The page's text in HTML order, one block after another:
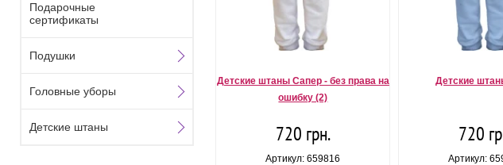
Детские штаны Сапер - без права на
ошибку (2)
720 грн.
Артикул: 659816
Детские
720
Артикул:
Подарочные
сертификаты
Подушки
Головные уборы
Детские штаны